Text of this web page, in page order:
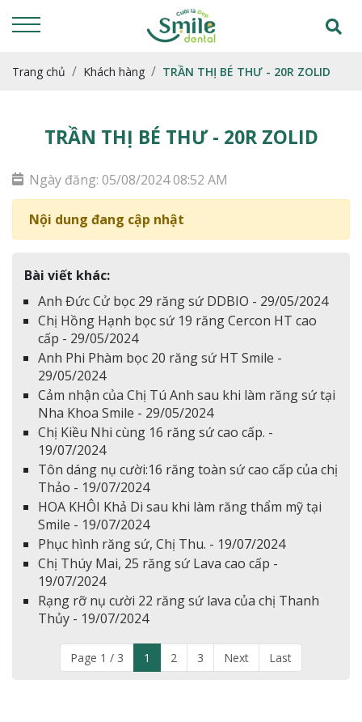
Trang chủ Khách hàng TRẦN THỊ BÉ THƯ - 20R ZOLID
TRẦN THỊ BÉ THƯ - 20R ZOLID
Ngày đăng: 05/08/2024 08:52 AM
Nội dung đang cập nhật
Bài viết khác:
Anh Đức Cử bọc 29 răng sứ DDBIO - 29/05/2024
Chị Hồng Hạnh bọc sứ 19 răng Cercon HT cao
cấp - 29/05/2024
Anh Phi Phàm bọc 20 răng sứ HT Smile -
29/05/2024
Cảm nhận của Chị Tú Anh sau khi làm răng sứ tại
Nha Khoa Smile - 29/05/2024
Chị Kiều Nhi cùng 16 răng sứ cao cấp. -
19/07/2024
Tôn dáng nụ cười:16 răng toàn sứ cao cấp của chị
Thảo - 19/07/2024
HOA KHÔI Khả Di sau khi làm răng thẩm mỹ tại
Smile - 19/07/2024
Phục hình răng sứ, Chị Thu. - 19/07/2024
Chị Thúy Mai, 25 răng sứ Lava cao cấp -
19/07/2024
Rạng rỡ nụ cười 22 răng sứ lava của chị Thanh
Thủy - 19/07/2024
Page 1 / 3 1 2 3 Next Last